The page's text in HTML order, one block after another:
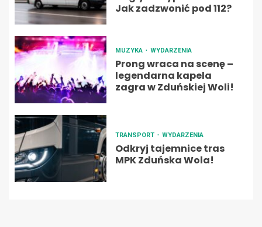
Jak zadzwonić pod 112?
MUZYKA WYDARZENIA
Prong wraca na scenę –
legendarna kapela
zagra w Zduńskiej Woli!
TRANSPORT WYDARZENIA
Odkryj tajemnice tras
MPK Zduńska Wola!